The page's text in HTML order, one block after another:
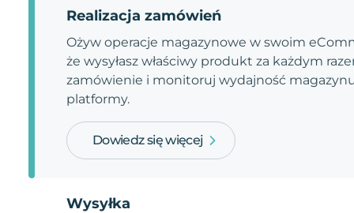
Realizacja zamówień
Ożyw operacje magazynowe w swoim
że wysyłasz właściwy produkt za każdym
zamówienie i monitoruj wydajność
platformy.
Dowiedz się więcej
Wysyłka